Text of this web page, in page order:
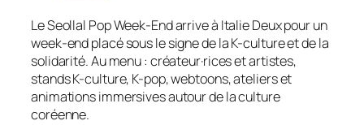
Le Seollal Pop Week-End arrive à Italie Deux pour un
week-end placé sous le signe de la K-culture et de la
solidarité. Au menu : créateur·rices et artistes,
stands K-culture, K-pop, webtoons, ateliers et
animations immersives autour de la culture
coréenne.